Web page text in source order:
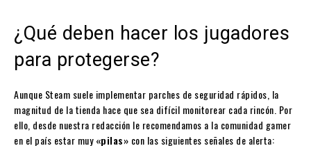
¿Qué deben hacer los jugadores
para protegerse?
Aunque Steam suele implementar parches de seguridad rápidos, la
magnitud de la tienda hace que sea difícil monitorear cada rincón. Por
ello, desde nuestra redacción le recomendamos a la comunidad gamer
en el país estar muy«pilas» con las siguientes señales de alerta: